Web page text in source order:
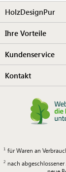
HolzDesignPur
Ihre Vorteile
Kundenservice
Kontakt
für Waren an
nach